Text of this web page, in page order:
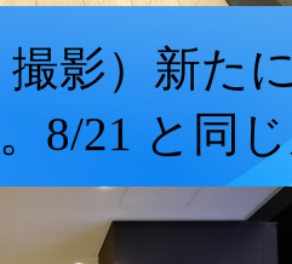
撮影）新
8/21 と同